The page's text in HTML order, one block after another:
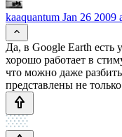
kaaquantum Jan 26 2009
Да, в Google Earth есть
хорошо работает в
что можно даже
представлены не